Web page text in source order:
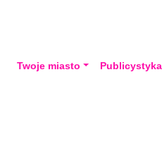
Twoje miasto Publicystyka